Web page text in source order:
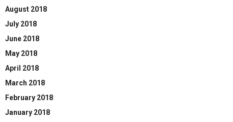
August 2018
July 2018
June 2018
May 2018
April 2018
March 2018
February 2018
January 2018